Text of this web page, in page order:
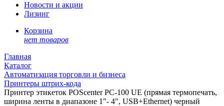
Новости и акции
Лизинг
Корзина
нет товаров
Главная
Каталог
Автоматизация торговли и бизнеса
Принтеры штрих-кода
Принтер этикеток POScenter PC-100 UE (прямая термопечать,
ширина ленты в диапазоне 1"- 4", USB+Ethernet) черный